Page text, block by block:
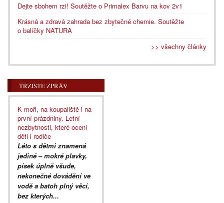
Dejte sbohem rzi! Soutěžte o Primalex Barvu na kov 2v1
Krásná a zdravá zahrada bez zbytečné chemie. Soutěžte
o balíčky NATURA
>> všechny články
TRŽIŠTĚ ZPRÁV
K moři, na koupaliště i na
první prázdniny. Letní
nezbytnosti, které ocení
děti i rodiče
Léto s dětmi znamená
jediné – mokré plavky,
písek úplně všude,
nekonečné dovádění ve
vodě a batoh plný věcí,
bez kterých...